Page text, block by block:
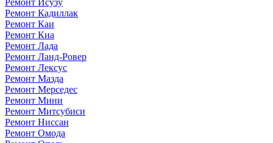
Ремонт Исузу
Ремонт Кадиллак
Ремонт Каи
Ремонт Киа
Ремонт Лада
Ремонт Ланд-Ровер
Ремонт Лексус
Ремонт Мазда
Ремонт Мерседес
Ремонт Мини
Ремонт Митсубиси
Ремонт Ниссан
Ремонт Омода